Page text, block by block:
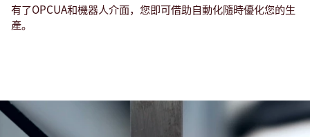
有了OPCUA和機器人介面，您即可借助自動化隨時優化您的生
產。